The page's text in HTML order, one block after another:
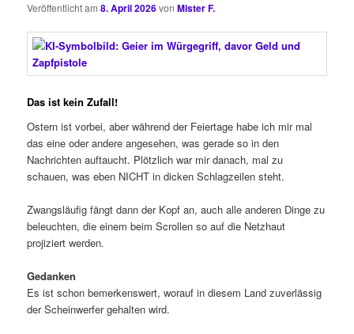
Veröffentlicht am8. April 2026vonMister F.
Das ist kein Zufall!
Ostern ist vorbei, aber während der Feiertage habe ich mir mal
das eine oder andere angesehen, was gerade so in den
Nachrichten auftaucht. Plötzlich war mir danach, mal zu
schauen, was eben NICHT in dicken Schlagzeilen steht.
Zwangsläufig fängt dann der Kopf an, auch alle anderen Dinge zu
beleuchten, die einem beim Scrollen so auf die Netzhaut
projiziert werden.
Gedanken
Es ist schon bemerkenswert, worauf in diesem Land zuverlässig
der Scheinwerfer gehalten wird.